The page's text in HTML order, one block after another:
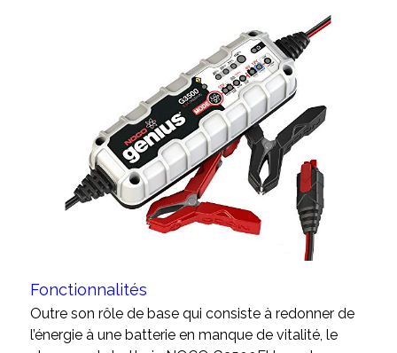
Fonctionnalités
Outre son rôle de base qui consiste à redonner de
l’énergie à une batterie en manque de vitalité, le